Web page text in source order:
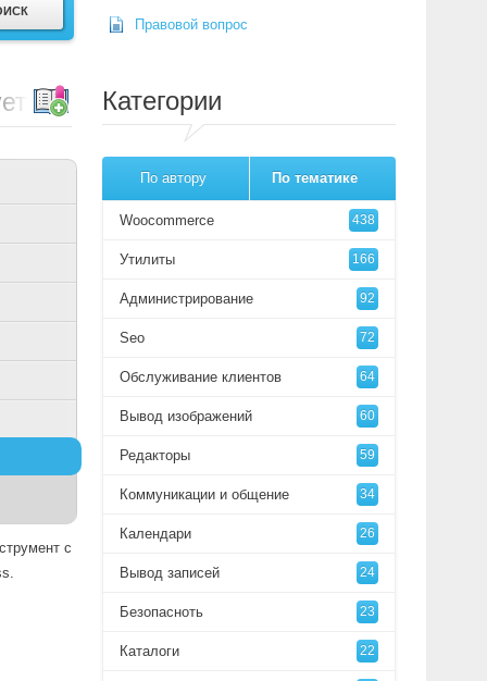
HTML, CSS & JS, Defer
с
Правовой вопрос
Категории
По автору По тематике
Woocommerce 438
Утилиты 166
Администрирование 92
Seo 72
Обслуживание клиентов 64
Вывод изображений 60
Редакторы 59
Коммуникации и общение 34
Календари 26
Вывод записей 24
Безопасноть 23
Каталоги 22